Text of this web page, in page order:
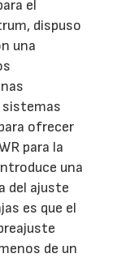
el
dispuso
una
sistemas
ofrecer
para la
una
del ajuste
es que el
de un